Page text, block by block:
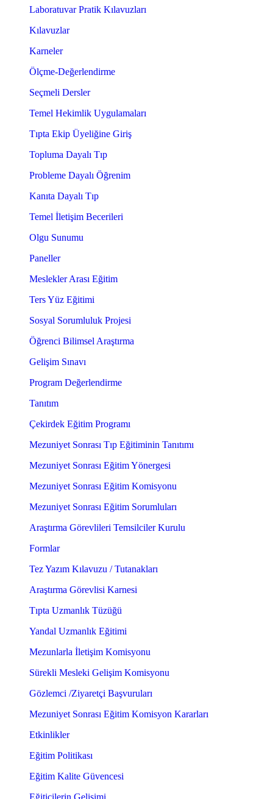
Laboratuvar Pratik Kılavuzları
Kılavuzlar
Karneler
Ölçme-Değerlendirme
Seçmeli Dersler
Temel Hekimlik Uygulamaları
Tıpta Ekip Üyeliğine Giriş
Topluma Dayalı Tıp
Probleme Dayalı Öğrenim
Kanıta Dayalı Tıp
Temel İletişim Becerileri
Olgu Sunumu
Paneller
Meslekler Arası Eğitim
Ters Yüz Eğitimi
Sosyal Sorumluluk Projesi
Öğrenci Bilimsel Araştırma
Gelişim Sınavı
Program Değerlendirme
Tanıtım
Çekirdek Eğitim Programı
Mezuniyet Sonrası Tıp Eğitiminin Tanıtımı
Mezuniyet Sonrası Eğitim Yönergesi
Mezuniyet Sonrası Eğitim Komisyonu
Mezuniyet Sonrası Eğitim Sorumluları
Araştırma Görevlileri Temsilciler Kurulu
Formlar
Tez Yazım Kılavuzu / Tutanakları
Araştırma Görevlisi Karnesi
Tıpta Uzmanlık Tüzüğü
Yandal Uzmanlık Eğitimi
Mezunlarla İletişim Komisyonu
Sürekli Mesleki Gelişim Komisyonu
Gözlemci /Ziyaretçi Başvuruları
Mezuniyet Sonrası Eğitim Komisyon Kararları
Etkinlikler
Eğitim Politikası
Eğitim Kalite Güvencesi